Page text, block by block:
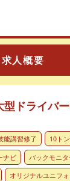
求人概要
型ドライバ
能講習修了 10トン
ナビ バックモニタ
オリジナルユニフ